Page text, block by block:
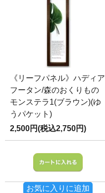
《リーフパネル》ハディア
フータン/森のおくりもの
モンステラ1(ブラウン)(ゆ
うパケット)
2,500円(税込2,750円)
お気に入りに追加